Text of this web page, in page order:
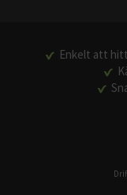
Enkelt att